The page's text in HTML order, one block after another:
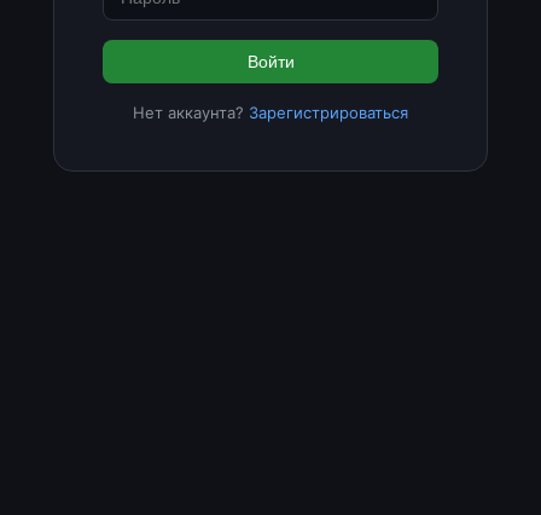
Войти
Нет аккаунта? Зарегистрироваться